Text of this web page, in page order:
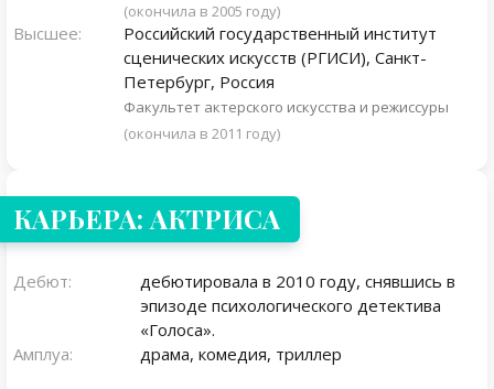
(окончила в 2005 году)
Высшее:
Российский государственный институт
сценических искусств (РГИСИ), Санкт-
Петербург, Россия
Факультет актерского искусства и режиссуры
(окончила в 2011 году)
КАРЬЕРА: АКТРИСА
Дебют:
дебютировала в 2010 году, снявшись в
эпизоде психологического детектива
«Голоса».
Амплуа:
драма, комедия, триллер